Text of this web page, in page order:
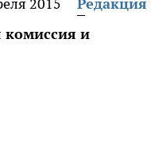
комиссия и